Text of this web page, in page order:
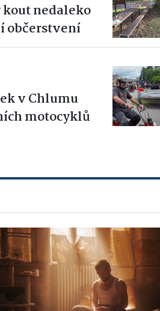
nedaleko
občerstvení
v Chlumu
motocyklů